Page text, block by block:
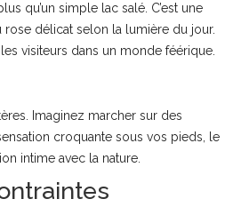
qu’un simple lac salé. C’est une
délicat selon la lumière du jour.
visiteurs dans un monde féérique.
Imaginez marcher sur des
croquante sous vos pieds, le
intime avec la nature.